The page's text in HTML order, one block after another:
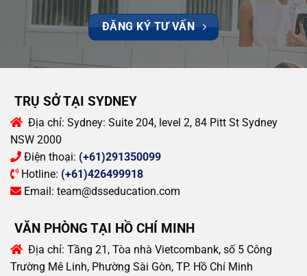
ĐĂNG KÝ TƯ VẤN
TRỤ SỞ TẠI SYDNEY
Địa chỉ: Sydney: Suite 204, level 2, 84 Pitt St Sydney
NSW 2000
Điện thoại: (+61)291350099
Hotline: (+61)426499918
Email: team@dsseducation.com
VĂN PHÒNG TẠI HỒ CHÍ MINH
Địa chỉ: Tầng 21, Tòa nhà Vietcombank, số 5 Công
Trường Mê Linh, Phường Sài Gòn, TP. Hồ Chí Minh